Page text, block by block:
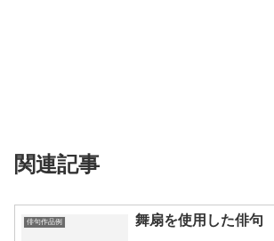
関連記事
俳句作品例 舞扇を使用した俳句